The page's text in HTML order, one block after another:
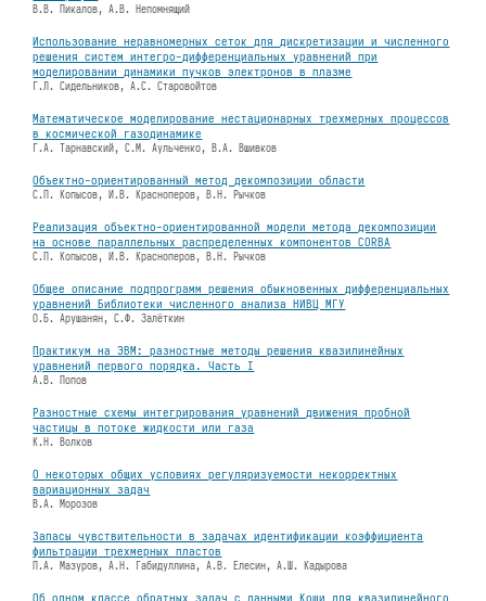
В.В. Пикалов, А.В. Непомнящий
Использование неравномерных сеток для дискретизации и численного
решения систем интегро-дифференциальных уравнений при
моделировании динамики пучков электронов в плазме
Г.Л. Сидельников, А.С. Старовойтов
Математическое моделирование нестационарных трехмерных процессов
в космической газодинамике
Г.А. Тарнавский, С.М. Аульченко, В.А. Вшивков
Объектно-ориентированный метод декомпозиции области
С.П. Копысов, И.В. Красноперов, В.Н. Рычков
Реализация объектно-ориентированной модели метода декомпозиции
на основе параллельных распределенных компонентов CORBA
С.П. Копысов, И.В. Красноперов, В.Н. Рычков
Общее описание подпрограмм решения обыкновенных дифференциальных
уравнений Библиотеки численного анализа НИВЦ МГУ
О.Б. Арушанян, С.Ф. Залëткин
Практикум на ЭВМ: разностные методы решения квазилинейных
уравнений первого порядка. Часть I
А.В. Попов
Разностные схемы интегрирования уравнений движения пробной
частицы в потоке жидкости или газа
К.Н. Волков
О некоторых общих условиях регуляризуемости некорректных
вариационных задач
В.А. Морозов
Запасы чувствительности в задачах идентификации коэффициента
фильтрации трехмерных пластов
П.А. Мазуров, А.Н. Габидуллина, А.В. Елесин, А.Ш. Кадырова
Об одном классе обратных задач с данными Коши для квазилинейного